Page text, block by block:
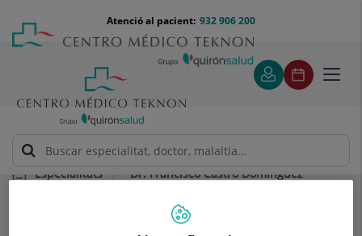
contingut
Menú
teléfono
cabecera
932 906 200
Atenció al pacient:
Especialitats
Dr. Francisco Castro Domínguez